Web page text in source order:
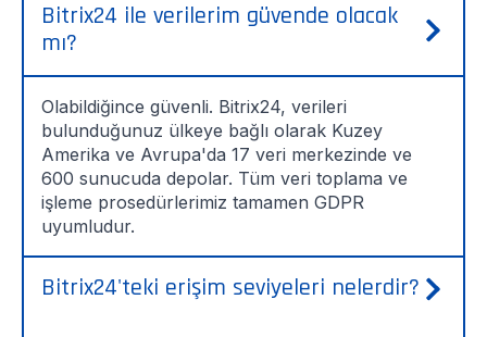
Bitrix24 ile verilerim güvende olacak
mı?
Olabildiğince güvenli. Bitrix24, verileri
bulunduğunuz ülkeye bağlı olarak Kuzey
Amerika ve Avrupa'da 17 veri merkezinde ve
600 sunucuda depolar. Tüm veri toplama ve
işleme prosedürlerimiz tamamen GDPR
uyumludur.
Bitrix24'teki erişim seviyeleri nelerdir?